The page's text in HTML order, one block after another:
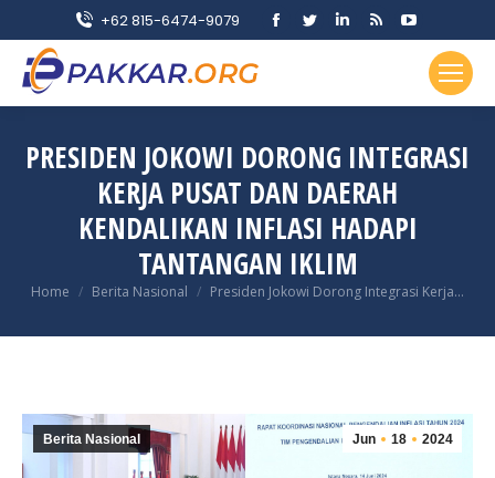
+62 815-6474-9079
Facebook
in
window
Twitter
in
window
Linkedin
in
window
Rss
opens
in
window
YouTube
page
opens
in
window
PRESIDEN JOKOWI DORONG INTEGRASI
KERJA PUSAT DAN DAERAH
KENDALIKAN INFLASI HADAPI
TANTANGAN IKLIM
You are here:
Home Berita Nasional Presiden Jokowi Dorong Integrasi Kerja…
Jun 18 2024
Berita Nasional